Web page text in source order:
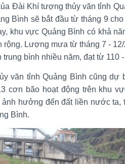
Đài Khí tượng thủy văn tỉnh
Bình sẽ bắt đầu từ tháng 9
khu vực Quảng Bình có khả
rộng. Lượng mưa từ tháng 7 -
bình nhiều năm, đạt từ 110
văn tỉnh Quảng Bình cũng dự
cơn bão hoạt động trên khu
ảnh hưởng đến đất liền nước ta,
Bình.